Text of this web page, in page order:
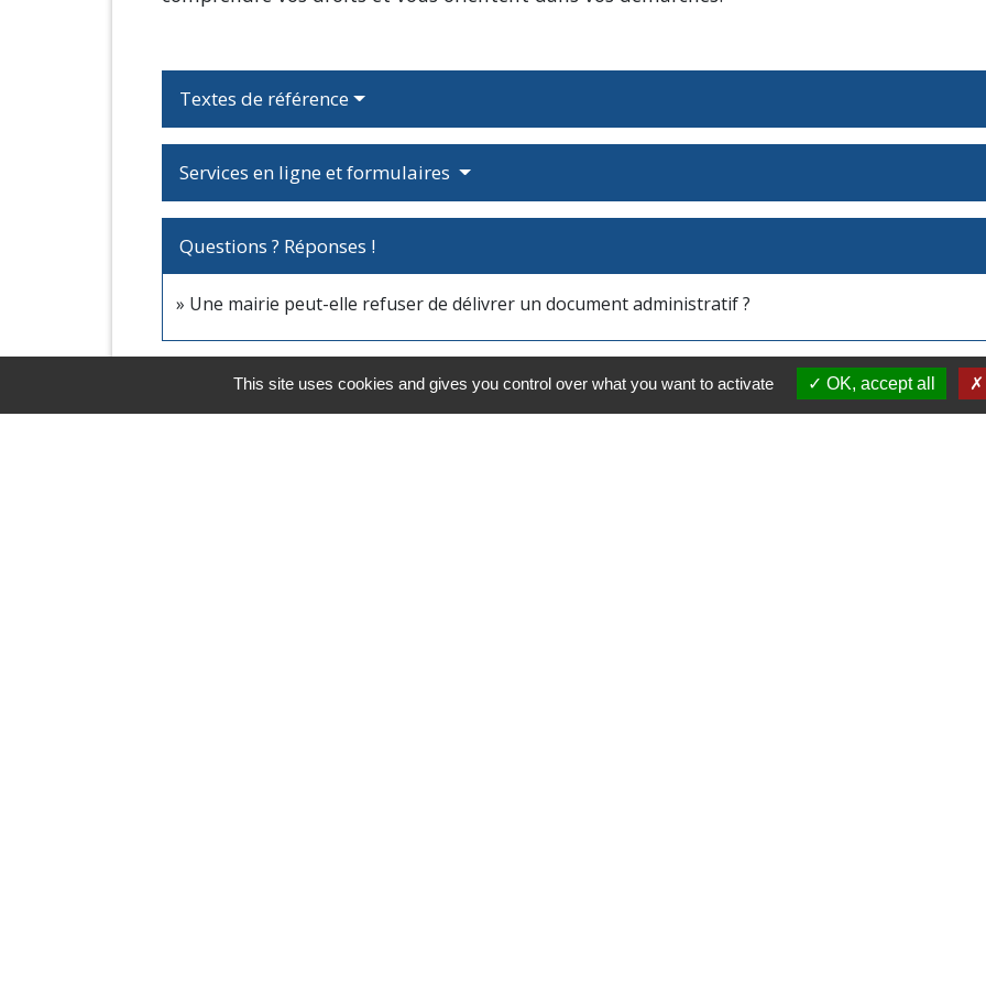
Textes de référence
Services en ligne et formulaires
Questions ? Réponses !
Une mairie peut-elle refuser de délivrer un document administratif ?
This site uses cookies and gives you control over what you want to activate OK, accept all